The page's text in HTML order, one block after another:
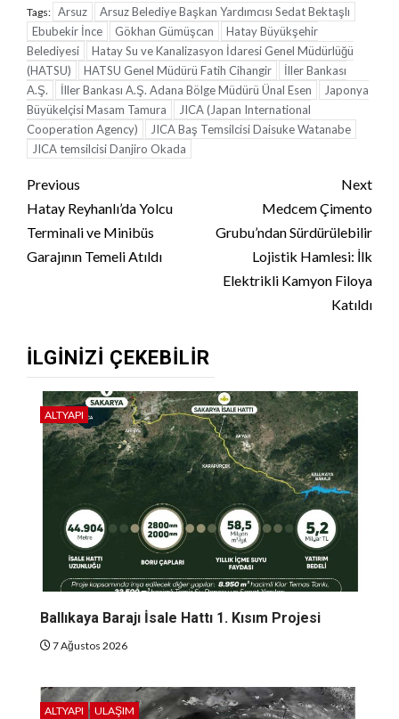
Tags: Arsuz
Arsuz Belediye Başkan Yardımcısı Sedat Bektaşlı
Ebubekir İnce
Gökhan Gümüşcan
Hatay Büyükşehir
Belediyesi
Hatay Su ve Kanalizasyon İdaresi Genel Müdürlüğü
(HATSU)
HATSU Genel Müdürü Fatih Cihangir
İller Bankası
A.Ş.
İller Bankası A.Ş. Adana Bölge Müdürü Ünal Esen
Japonya
Büyükelçisi Masam Tamura
JICA (Japan International
Cooperation Agency)
JICA Baş Temsilcisi Daisuke Watanabe
JICA temsilcisi Danjiro Okada
Continue
Reading
Previous
Hatay Reyhanlı’da Yolcu
Terminali ve Minibüs
Garajının Temeli Atıldı
Next
Medcem Çimento
Grubu’ndan Sürdürülebilir
Lojistik Hamlesi: İlk
Elektrikli Kamyon Filoya
Katıldı
İLGINIZI ÇEKEBILIR
ALTYAPI
Ballıkaya Barajı İsale Hattı 1. Kısım Projesi
7 Ağustos 2026
ALTYAPI ULAŞIM